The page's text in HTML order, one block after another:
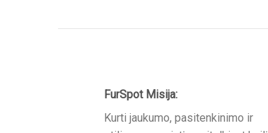
FurSpot Misija:
Kurti jaukumo, pasitenkinimo ir